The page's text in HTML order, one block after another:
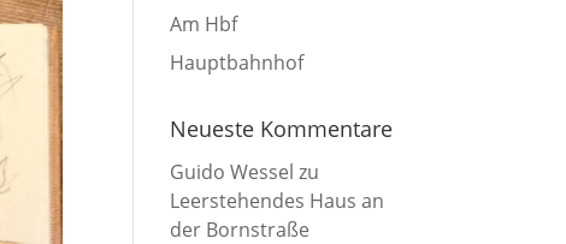
Am Hbf
Hauptbahnhof
Neueste Kommentare
Guido Wessel zu
Leerstehendes Haus an
der Bornstraße